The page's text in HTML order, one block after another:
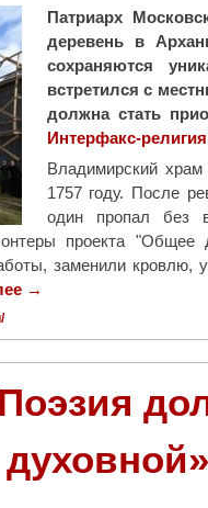
Патриарх
деревень в
сохраняются
встретился с
должна стать
Интерфакс-религия
Владимирский
1757 году. После
один пропал без
проекта
заменили
"
а
т
и
р
х
→